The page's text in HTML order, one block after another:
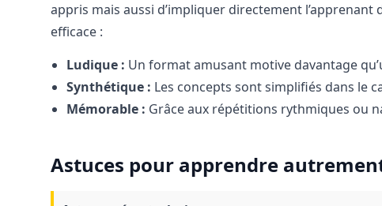
appris mais aussi d’impliquer directement
efficace :
Ludique : Un format amusant motive davantage
Synthétique : Les concepts sont simplifiés dans le
Mémorable : Grâce aux répétitions rythmiques ou
Astuces pour apprendre